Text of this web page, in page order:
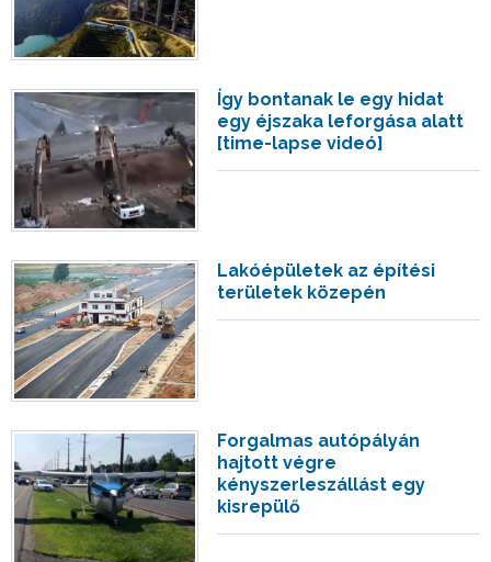
Így bontanak le egy hidat
egy éjszaka leforgása alatt
[time-lapse videó]
Lakóépületek az építési
területek közepén
Forgalmas autópályán
hajtott végre
kényszerleszállást egy
kisrepülő